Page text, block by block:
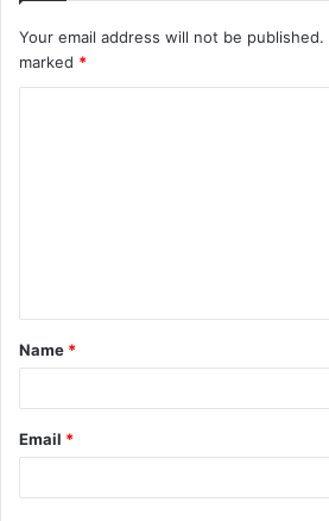
Your email address will not be published.
marked *
Name *
Email *